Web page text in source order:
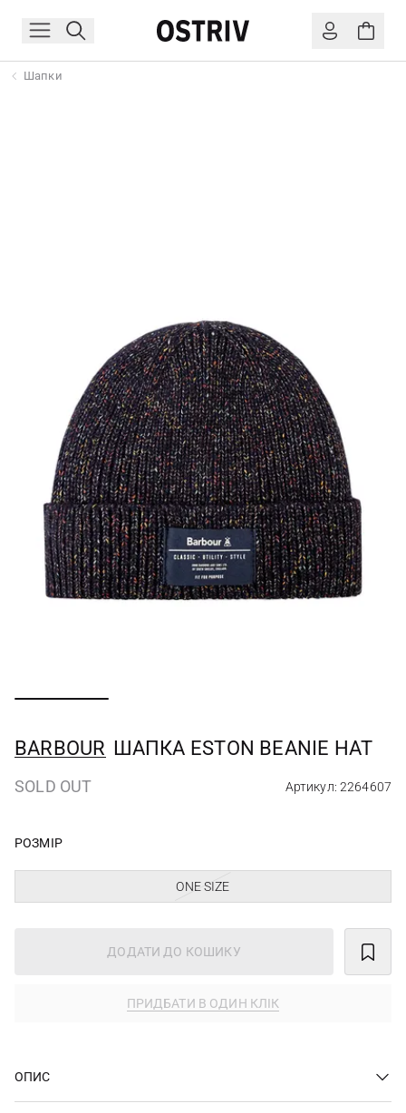
Шапки
BARBOUR ШАПКА ESTON BEANIE HAT
SOLD OUT Артикул: 2264607
РОЗМІР
ONE SIZE
ДОДАТИ ДО КОШИКУ
ПРИДБАТИ В ОДИН КЛІК
ОПИС